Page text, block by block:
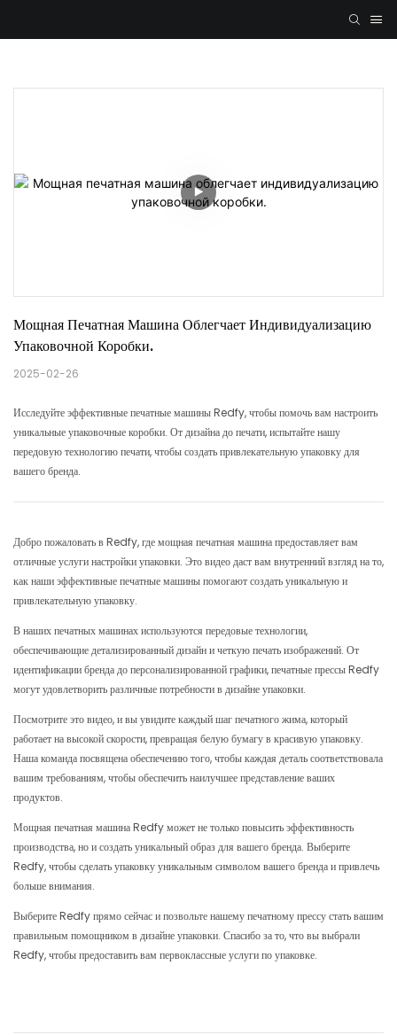
Мощная Печатная Машина Облегчает Индивидуализацию
Упаковочной Коробки.
2025-02-26
Исследуйте эффективные печатные машины Redfy, чтобы помочь вам настроить
уникальные упаковочные коробки. От дизайна до печати, испытайте нашу
передовую технологию печати, чтобы создать привлекательную упаковку для
вашего бренда.
Добро пожаловать в Redfy, где мощная печатная машина предоставляет вам
отличные услуги настройки упаковки. Это видео даст вам внутренний взгляд на то,
как наши эффективные печатные машины помогают создать уникальную и
привлекательную упаковку.
В наших печатных машинах используются передовые технологии,
обеспечивающие детализированный дизайн и четкую печать изображений. От
идентификации бренда до персонализированной графики, печатные прессы Redfy
могут удовлетворить различные потребности в дизайне упаковки.
Посмотрите это видео, и вы увидите каждый шаг печатного жима, который
работает на высокой скорости, превращая белую бумагу в красивую упаковку.
Наша команда посвящена обеспечению того, чтобы каждая деталь соответствовала
вашим требованиям, чтобы обеспечить наилучшее представление ваших
продуктов.
Мощная печатная машина Redfy может не только повысить эффективность
производства, но и создать уникальный образ для вашего бренда. Выберите
Redfy, чтобы сделать упаковку уникальным символом вашего бренда и привлечь
больше внимания.
Выберите Redfy прямо сейчас и позвольте нашему печатному прессу стать вашим
правильным помощником в дизайне упаковки. Спасибо за то, что вы выбрали
Redfy, чтобы предоставить вам первоклассные услуги по упаковке.